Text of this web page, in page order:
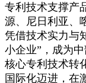
专利技术支撑产
源、尼日利亚、
凭借技术实力与
小企业”，成为
核心专利技术转
国际化迈进，在